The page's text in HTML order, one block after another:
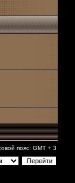
пояс: GMT + 3